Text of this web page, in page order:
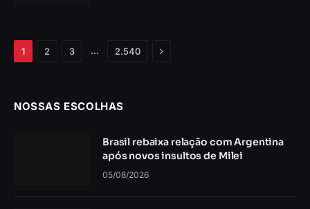
1 2 3 … 2.540 Próximo
NOSSAS ESCOLHAS
Brasil rebaixa relação com Argentina
após novos insultos de Milei
05/08/2026